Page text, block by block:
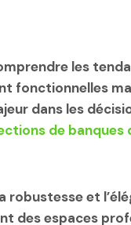
les
fonctionnelles
dans les
de banques
et
des espaces